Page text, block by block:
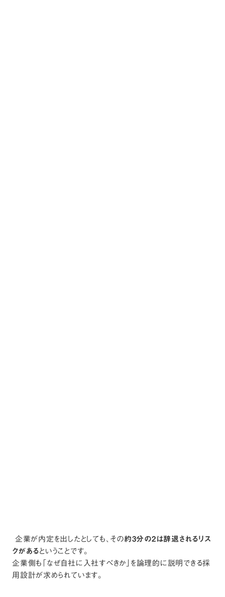
企業が内定を出したとしても、その約3分の2は辞退されるリス
クがあるということです。
企業側も「なぜ自社に入社すべきか」を論理的に説明できる採
用設計が求められています。